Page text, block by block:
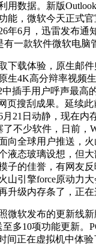
用数据。新版
能，微软今天正式官
年6月，迅雷发布通
一款软件微软电脑
载体验，原生邮件
生4K高分辩率视频
中插手用户呼声最高
页搜刮成果。延续
21日动静，现在内
不少软件，日前，
向全球用户推送，
液态玻璃设想，但
子的佳誉，有网友
山引擎force原动力
升级内存条了，正在
软发布的更新线新
多10项功能更新。
间正在虚拟机中体